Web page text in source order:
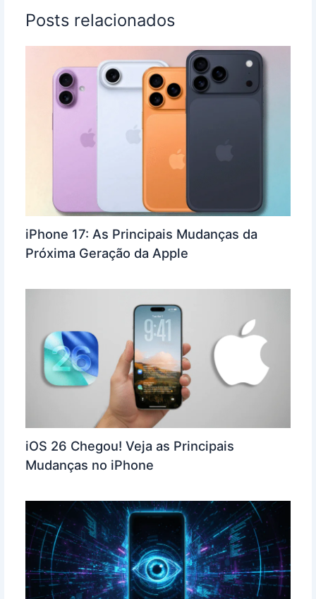
Posts relacionados
iPhone 17: As Principais Mudanças da
Próxima Geração da Apple
iOS 26 Chegou! Veja as Principais
Mudanças no iPhone